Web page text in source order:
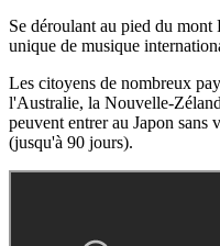
Se déroulant au pied du
unique de musique
Les citoyens de nombreux
l'Australie, la Nouvelle-
peuvent entrer au Japon sans
(jusqu'à 90 jours).